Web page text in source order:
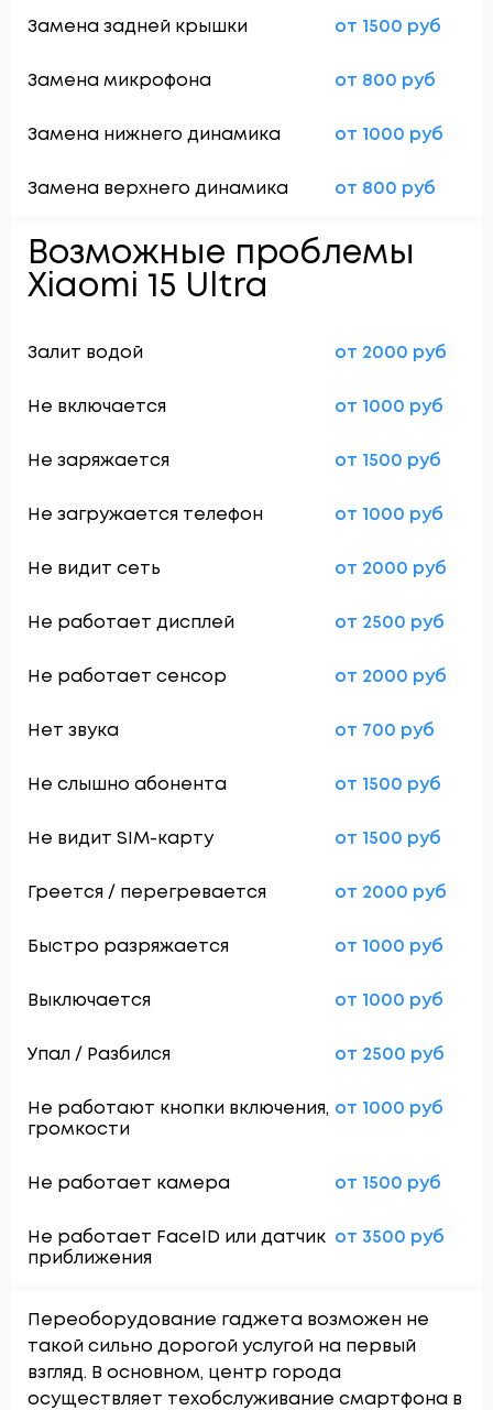
Замена задней крышки от 1500 руб
Замена микрофона от 800 руб
Замена нижнего динамика от 1000 руб
Замена верхнего динамика от 800 руб
Возможные проблемы
Xiaomi 15 Ultra
Залит водой от 2000 руб
Не включается от 1000 руб
Не заряжается от 1500 руб
Не загружается телефон от 1000 руб
Не видит сеть от 2000 руб
Не работает дисплей от 2500 руб
Не работает сенсор от 2000 руб
Нет звука от 700 руб
Не слышно абонента от 1500 руб
Не видит SIM-карту от 1500 руб
Греется / перегревается от 2000 руб
Быстро разряжается от 1000 руб
Выключается от 1000 руб
Упал / Разбился от 2500 руб
Не работают кнопки включения,
громкости
от 1000 руб
Не работает камера от 1500 руб
Не работает FaceID или датчик
приближения
от 3500 руб
Переоборудование гаджета возможен не
такой сильно дорогой услугой на первый
взгляд. В основном, центр города
осуществляет техобслуживание смартфона в